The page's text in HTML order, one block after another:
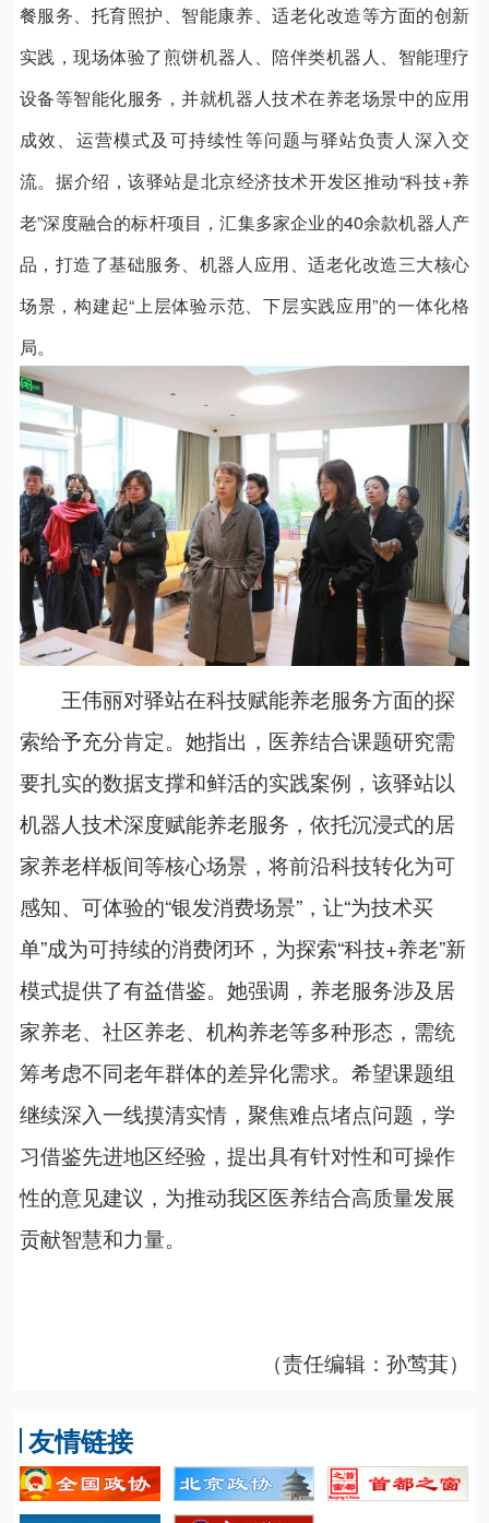
餐服务、托育照护、智能康养、适老化改造等方面的创新
实践 ，现场体验了煎饼机器人、 陪伴类机器人、智能理疗
设备等智能化服务，并就机器人技术在养老场景中的应用
成效、运营模式及可持续性等问题与驿站负责人深入交
流。据介绍，该驿站是北京经济技术开发区推动“科技+养
老”深度融合的标杆项目，汇集多家企业的40余款机器人产
品，打造了基础服务、机器人应用、适老化改造三大核心
场景，构建起“上层体验示范、下层实践应用”的一体化格
局。
王伟丽对驿站在科技赋能养老服务方面的探
索给予充分肯定。她指出，医养结合课题研究需
要扎实的数据支撑和鲜活的实践案例，该驿站以
机器人技术深度赋能养老服务，依托沉浸式的居
家养老样板间等核心场景，将前沿科技转化为可
感知、可体验的“银发消费场景”，让“为技术买
单”成为可持续的消费闭环， 为探索“科技+养老”新
模式提供了有益借鉴。她强调，养老服务涉及居
家养老、社区养老、机构养老等多种形态，需统
筹考虑不同老年群体的差异化需求。希望课题组
继续深入一线摸清实情，聚焦难点堵点问题，学
习借鉴先进地区经验，提出具有针对性和可操作
性的意见建议，为推动我区医养结合高质量发展
贡献智慧和力量。
（责任编辑：孙莺萁）
友情链接